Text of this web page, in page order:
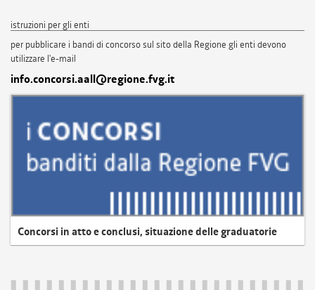
istruzioni per gli enti
per pubblicare i bandi di concorso sul sito della Regione gli enti devono
utilizzare l'e-mail
info.concorsi.aall@regione.fvg.it
Concorsi in atto e conclusi, situazione delle graduatorie